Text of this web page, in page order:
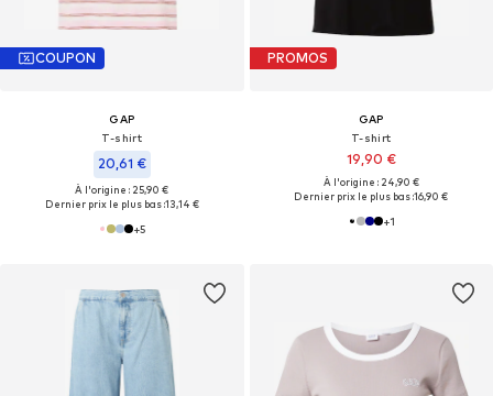
COUPON
GAP
T-shirt
20,61 €
À l'origine : 25,90 €
Dernier prix le plus bas :13,14 €
+5
PROMOS
GAP
T-shirt
19,90 €
À l'origine : 24,90 €
Dernier prix le plus bas :16,90 €
+1